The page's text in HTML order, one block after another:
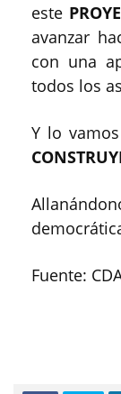
este
avanzar
con una
todos los
Y lo
Fuente: